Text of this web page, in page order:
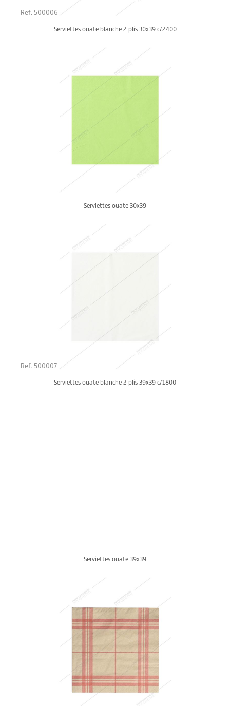
Ref. 500006
Serviettes ouate blanche 2 plis 30x39 c/2400
Serviettes ouate 30x39
Ref. 500007
Serviettes ouate blanche 2 plis 39x39 c/1800
Serviettes ouate 39x39